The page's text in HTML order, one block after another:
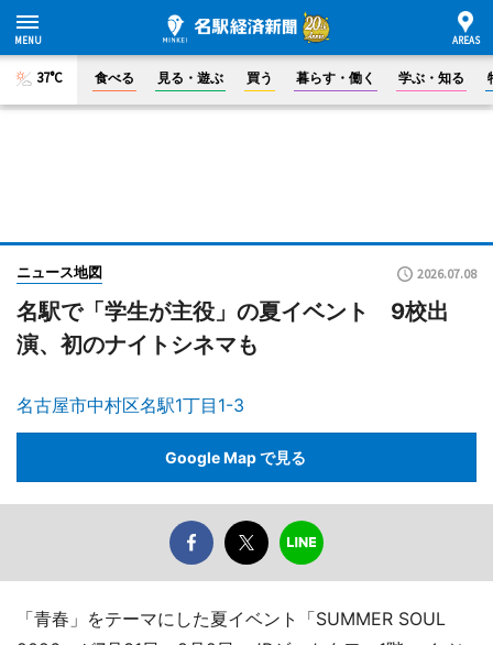
37°C 食べる 見る・遊ぶ 買う 暮らす・働く 学ぶ・知る
ニュース地図 2026.07.08
名駅で「学生が主役」の夏イベント 9校出
演、初のナイトシネマも
名古屋市中村区名駅1丁目1-3
Google Map で見る
「青春」をテーマにした夏イベント「SUMMER SOUL